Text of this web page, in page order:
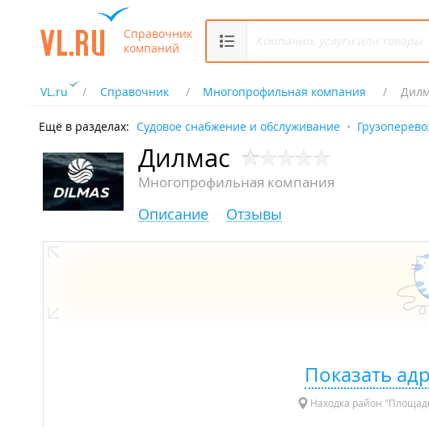
Справочник
компаний
VL.ru Справочник Многопрофильная компания
Ещё в разделах: Судовое снабжение и обслуживание
Дилмас
Многопрофильная компания
Описание Отзывы
Показать
Находка район